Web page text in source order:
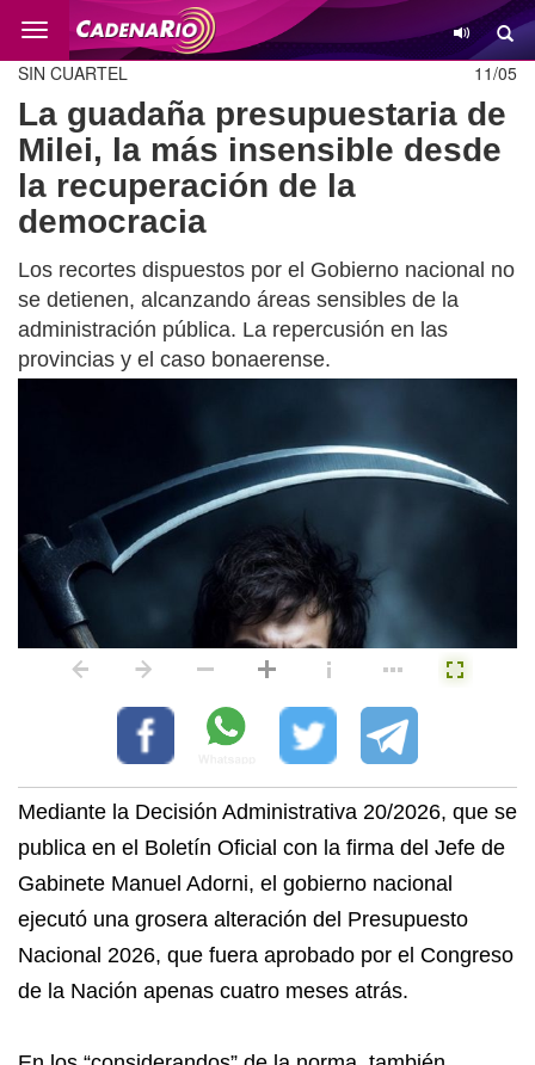
Cambio
11/05
SIN CUARTEL
La guadaña presupuestaria de
Milei, la más insensible desde
la recuperación de la
democracia
Los recortes dispuestos por el Gobierno nacional no
se detienen, alcanzando áreas sensibles de la
administración pública. La repercusión en las
provincias y el caso bonaerense.
Mediante la Decisión Administrativa 20/2026, que se
publica en el Boletín Oficial con la firma del Jefe de
Gabinete Manuel Adorni, el gobierno nacional
ejecutó una grosera alteración del Presupuesto
Nacional 2026, que fuera aprobado por el Congreso
de la Nación apenas cuatro meses atrás.